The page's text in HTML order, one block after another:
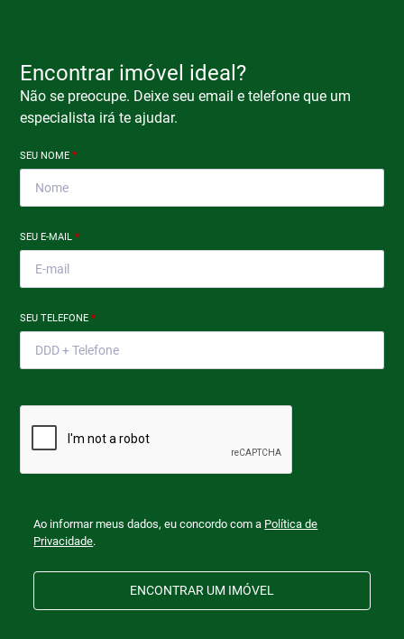
Encontrar imóvel ideal?
Não se preocupe. Deixe seu email e telefone que um
especialista irá te ajudar.
SEU NOME*
SEU E-MAIL*
SEU TELEFONE*
Ao informar meus dados, eu concordo com a Política de
Privacidade.
ENCONTRAR UM IMÓVEL